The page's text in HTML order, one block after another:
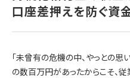
口座差押えを防ぐ資
「未曾有の危機の中、やっとの
の数百万円があったからこそ、